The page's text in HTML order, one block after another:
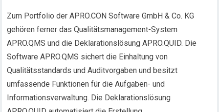
Zum Portfolio der APRO.CON Software GmbH & Co. KG
gehören ferner das Qualitätsmanagement-System
APRO.QMS und die Deklarationslösung APRO.QUID. Die
Software APRO.QMS sichert die Einhaltung von
Qualitätsstandards und Auditvorgaben und besitzt
umfassende Funktionen für die Aufgaben- und
Informationsverwaltung. Die Deklarationslösung